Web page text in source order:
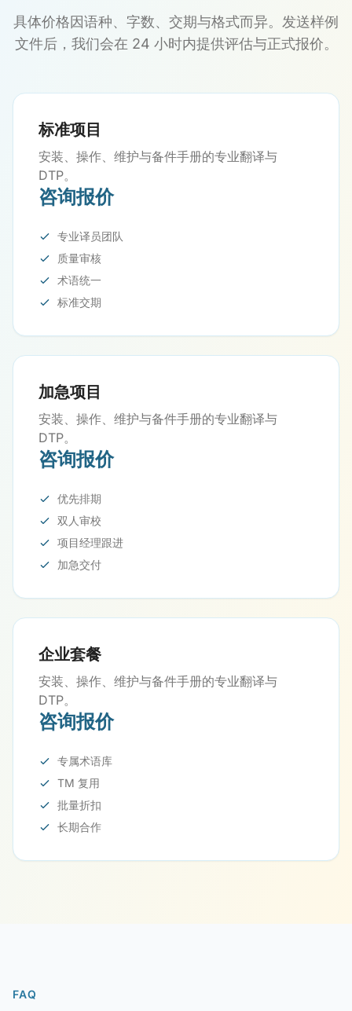
具体价格因语种、字数、交期与格式而异。发送样例
文件后，我们会在 24 小时内提供评估与正式报价。
标准项目
安装、操作、维护与备件手册的专业翻译与
DTP。
咨询报价
专业译员团队
质量审核
术语统一
标准交期
加急项目
安装、操作、维护与备件手册的专业翻译与
DTP。
咨询报价
优先排期
双人审校
项目经理跟进
加急交付
企业套餐
安装、操作、维护与备件手册的专业翻译与
DTP。
咨询报价
专属术语库
TM 复用
批量折扣
长期合作
FAQ